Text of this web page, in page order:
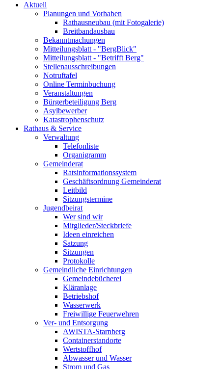
Aktuell
Planungen und Vorhaben
Rathausneubau (mit Fotogalerie)
Breitbandausbau
Bekanntmachungen
Mitteilungsblatt - "BergBlick"
Mitteilungsblatt - "Betrifft Berg"
Stellenausschreibungen
Notruftafel
Online Terminbuchung
Veranstaltungen
Bürgerbeteiligung Berg
Asylbewerber
Katastrophenschutz
Rathaus & Service
Verwaltung
Telefonliste
Organigramm
Gemeinderat
Ratsinformationssystem
Geschäftsordnung Gemeinderat
Leitbild
Sitzungstermine
Jugendbeirat
Wer sind wir
Mitglieder/Steckbriefe
Ideen einreichen
Satzung
Sitzungen
Protokolle
Gemeindliche Einrichtungen
Gemeindebücherei
Kläranlage
Betriebshof
Wasserwerk
Freiwillige Feuerwehren
Ver- und Entsorgung
AWISTA-Starnberg
Containerstandorte
Wertstoffhof
Abwasser und Wasser
Strom und Gas